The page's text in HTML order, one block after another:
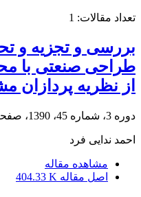
تعداد مقالات: 1
بررسی و تجزیه و
طراحی صنعتی با
از نظریه پردازان
دوره 3، شماره 45، 1390، صفحه
احمد ندایی فرد
مشاهده مقاله
اصل مقاله 404.33 K